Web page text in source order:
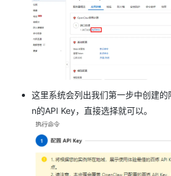
这里系统会列出我们第一步中创建
n的API Key，直接选择就可以。